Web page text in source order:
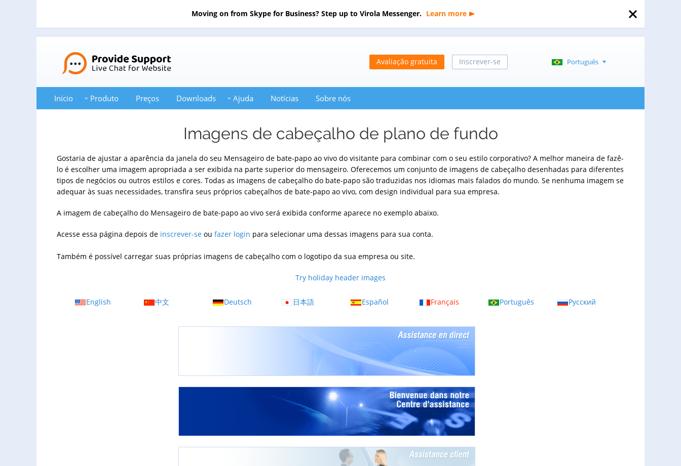
Moving on from Skype for Business? Step up to Virola Messenger. Learn more
Avaliação gratuita Inscrever-se Português
Início Produto Preços Downloads Ajuda Notícias Sobre nós
Imagens de cabeçalho de plano de fundo
Gostaria de ajustar a aparência da janela do seu Mensageiro de bate-papo ao vivo do visitante para combinar com o seu estilo corporativo? A melhor maneira de fazê-
lo é escolher uma imagem apropriada a ser exibida na parte superior do mensageiro. Oferecemos um conjunto de imagens de cabeçalho desenhadas para diferentes
tipos de negócios ou outros estilos e cores. Todas as imagens de cabeçalho do bate-papo são traduzidas nos idiomas mais falados do mundo. Se nenhuma imagem se
adequar às suas necessidades, transfira seus próprios cabeçalhos de bate-papo ao vivo, com design individual para sua empresa.
A imagem de cabeçalho do Mensageiro de bate-papo ao vivo será exibida conforme aparece no exemplo abaixo.
Acesse essa página depois de inscrever-se ou fazer login para selecionar uma dessas imagens para sua conta.
Também é possível carregar suas próprias imagens de cabeçalho com o logotipo da sua empresa ou site.
Try holiday header images
English 中文 Deutsch 日本語 Español Français Português Русский